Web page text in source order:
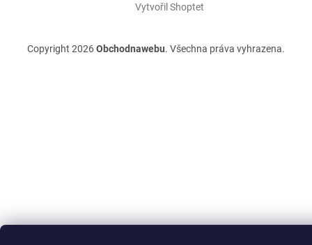
Vytvořil Shoptet
Copyright 2026Obchodnawebu. Všechna práva vyhrazena.